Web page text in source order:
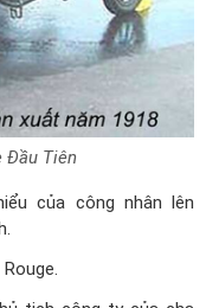
Đầu Tiên
của công nhân lên